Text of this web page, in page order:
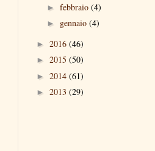
► febbraio (4)
► gennaio (4)
► 2016 (46)
► 2015 (50)
► 2014 (61)
► 2013 (29)